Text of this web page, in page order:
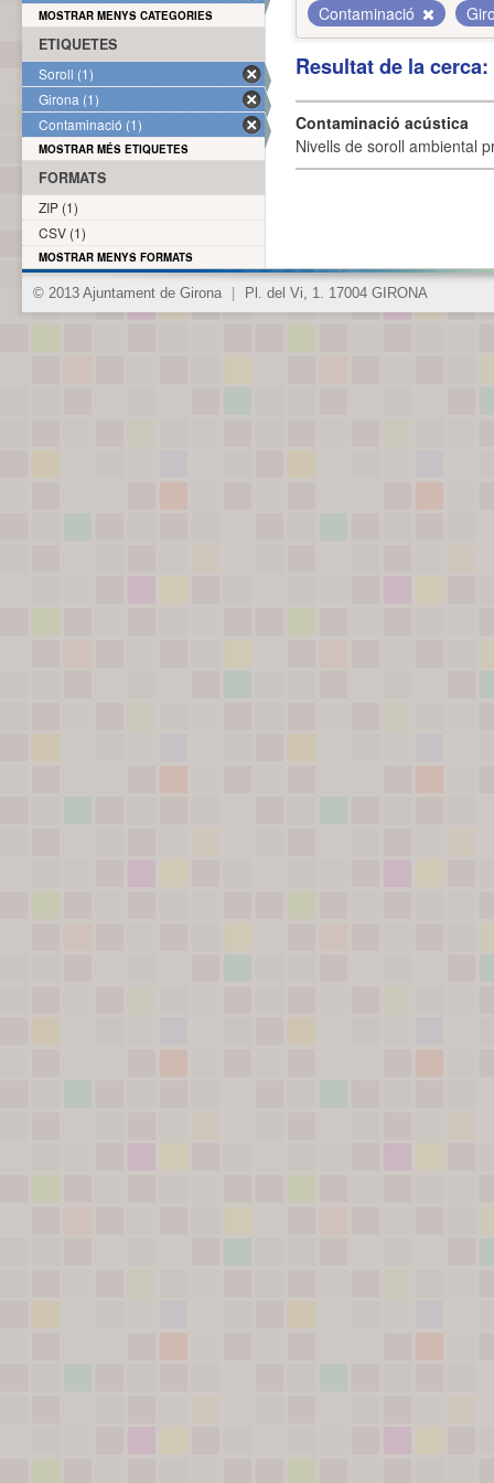
Contaminació
Resultat de la
Contaminació acústica
Nivells de soroll ambiental
MOSTRAR MENYS CATEGORIES
ETIQUETES
Soroll (1)
Girona (1)
Contaminació (1)
MOSTRAR MÉS ETIQUETES
FORMATS
ZIP (1)
CSV (1)
MOSTRAR MENYS FORMATS
© 2013 Ajuntament de Girona Pl. del Vi, 1. 17004 GIRONA